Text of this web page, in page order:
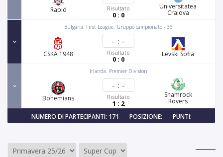
Rapid Risultato
0 : 0
Universitatea
Craiova
Bulgaria. First League. Gruppo campionato - 36
CSKA 1948
- : -
Risultato
0 : 0
Levski Sofia
Irlanda. Premier Division
Bohemians
- : -
Risultato
1 : 2
Shamrock
Rovers
NUMERO DI PARTECIPANTI: 171
POSIZIONE: PUNTI: